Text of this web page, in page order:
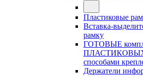
Пластиковые
Вставка-
рамку
ГОТОВЫЕ
ПЛАСТИКОВЫХ
способами
Держатели